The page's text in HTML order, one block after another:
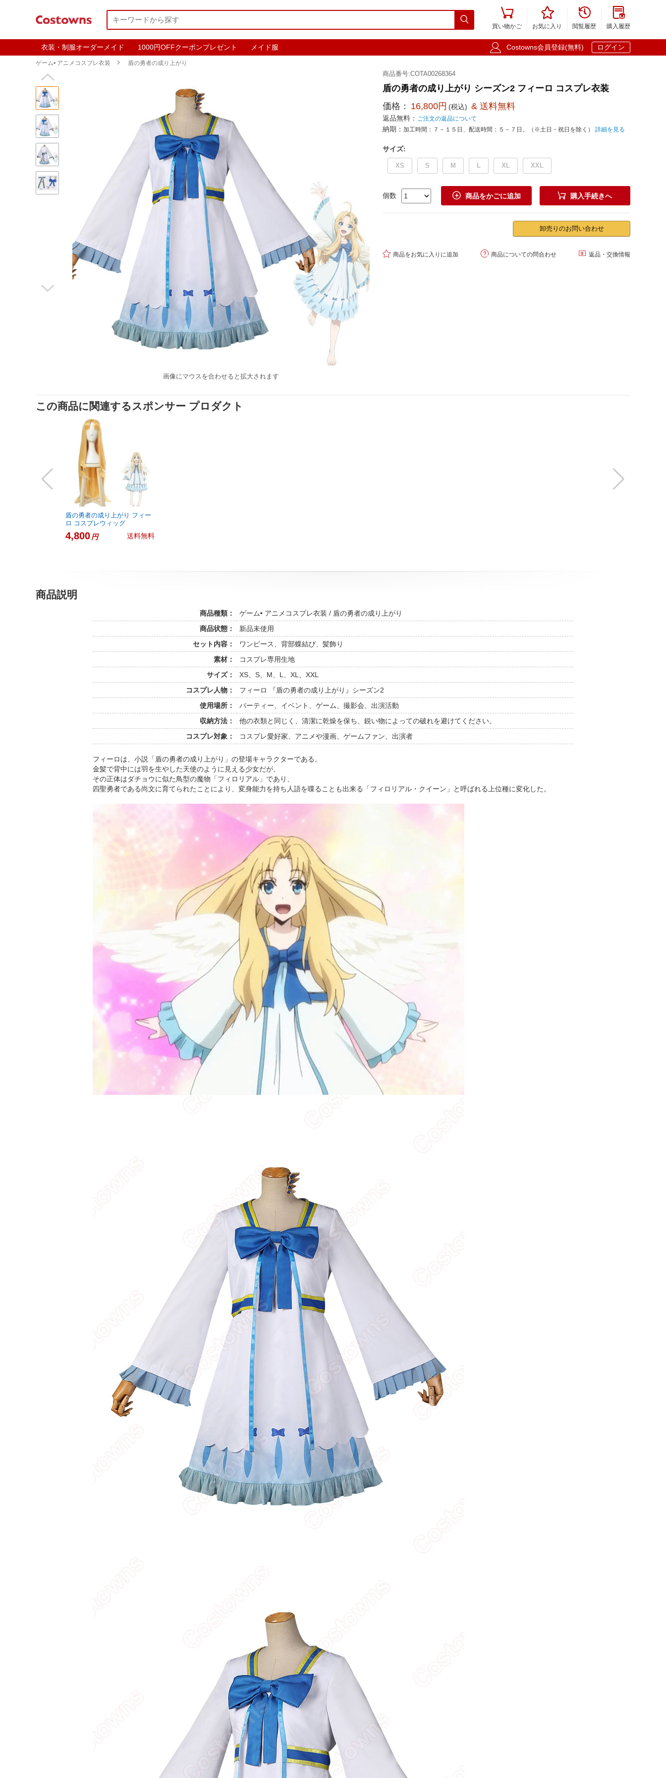


買い物かご

お気に入り

閲覧履歴

購入履歴
衣装・制服オーダーメイド 1000円OFFクーポンプレゼント メイド服  Costowns会員登録(無料) ログイン
ゲーム• アニメコスプレ衣装  盾の勇者の成り上がり


画像にマウスを合わせると拡大されます
商品番号:COTA00268364
盾の勇者の成り上がり シーズン2 フィーロ コスプレ衣装
価格： 16,800円 (税込) & 送料無料
返品無料： ご注文の返品について
納期： 加工時間：７－１５日、配送時間：５－７日。（※土日・祝日を除く） 詳細を見る
サイズ:
XS S M L XL XXL
個数  商品をかごに追加  購入手続きへ
卸売りのお問い合わせ
 商品をお気に入りに追加  商品についての問合わせ  返品・交換情報
この商品に関連するスポンサー プロダクト
盾の勇者の成り上がり フィー
ロ コスプレウィッグ
4,800円 送料無料
商品説明
商品種類：
ゲーム• アニメコスプレ衣装 / 盾の勇者の成り上がり
商品状態：
新品未使用
セット内容：
ワンピース、背部蝶結び、髪飾り
素材：
コスプレ専用生地
サイズ：
XS、S、M、L、XL、XXL
コスプレ人物：
フィーロ 『盾の勇者の成り上がり』シーズン2
使用場所：
パーティー、イベント、ゲーム、撮影会、出演活動
収納方法：
他の衣類と同じく、清潔に乾燥を保ち、鋭い物によっての破れを避けてください。
コスプレ対象：
コスプレ愛好家、アニメや漫画、ゲームファン、出演者
フィーロは、小説「盾の勇者の成り上がり」の登場キャラクターである。
金髪で背中には羽を生やした天使のように見える少女だが、
その正体はダチョウに似た鳥型の魔物「フィロリアル」であり、
四聖勇者である尚文に育てられたことにより、変身能力を持ち人語を喋ることも出来る「フィロリアル・クイーン」と呼ばれる上位種に変化した。